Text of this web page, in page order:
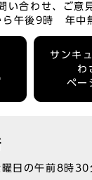
い合わせ、ご意
ら午後9時 年中
サンキ
わ
ペー
日の午前8時